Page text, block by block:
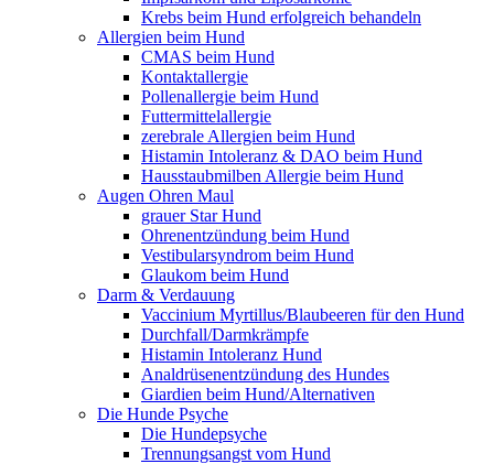
Krebs beim Hund erfolgreich behandeln
Allergien beim Hund
CMAS beim Hund
Kontaktallergie
Pollenallergie beim Hund
Futtermittelallergie
zerebrale Allergien beim Hund
Histamin Intoleranz & DAO beim Hund
Hausstaubmilben Allergie beim Hund
Augen Ohren Maul
grauer Star Hund
Ohrenentzündung beim Hund
Vestibularsyndrom beim Hund
Glaukom beim Hund
Darm & Verdauung
Vaccinium Myrtillus/Blaubeeren für den Hund
Durchfall/Darmkrämpfe
Histamin Intoleranz Hund
Analdrüsenentzündung des Hundes
Giardien beim Hund/Alternativen
Die Hunde Psyche
Die Hundepsyche
Trennungsangst vom Hund